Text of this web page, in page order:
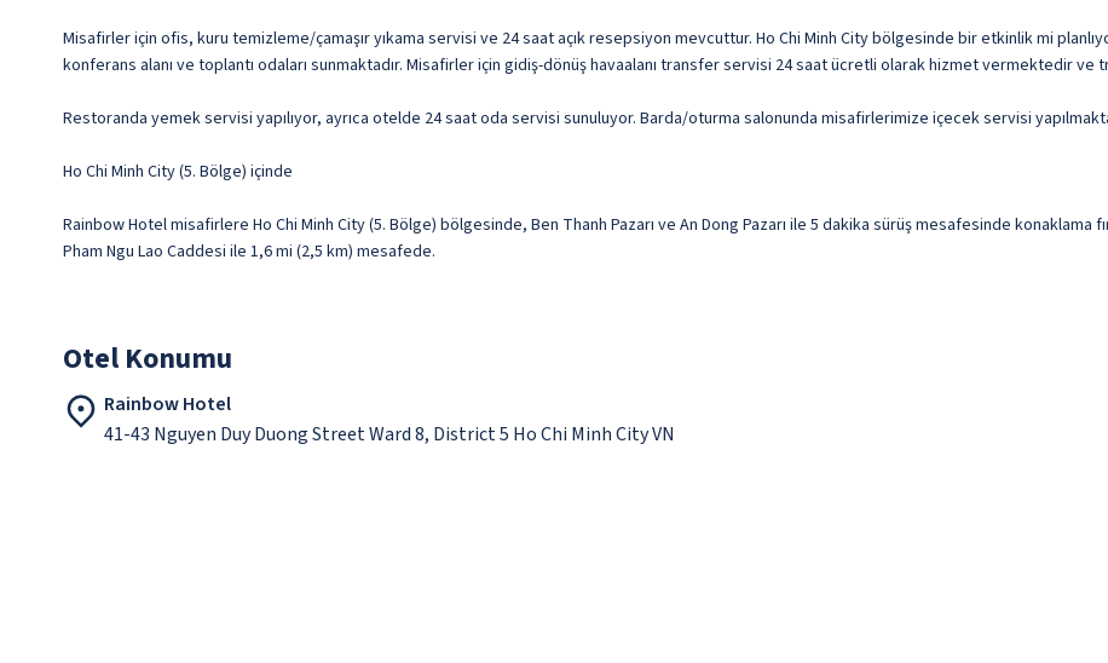
Misafirler için ofis, kuru temizleme/çamaşır yıkama servisi ve 24 saat açık resepsiyon mevcuttur. Ho Chi Minh City bölgesinde bir etkinlik mi
konferans alanı ve toplantı odaları sunmaktadır. Misafirler için gidiş-dönüş havaalanı transfer servisi 24 saat ücretli olarak hizmet vermektedir
Restoranda yemek servisi yapılıyor, ayrıca otelde 24 saat oda servisi sunuluyor. Barda/oturma salonunda misafirlerimize içecek servisi
Ho Chi Minh City (5. Bölge) içinde
Rainbow Hotel misafirlere Ho Chi Minh City (5. Bölge) bölgesinde, Ben Thanh Pazarı ve An Dong Pazarı ile 5 dakika sürüş mesafesinde konaklama
Pham Ngu Lao Caddesi ile 1,6 mi (2,5 km) mesafede.
Otel Konumu
Rainbow Hotel
41-43 Nguyen Duy Duong Street Ward 8, District 5 Ho Chi Minh City VN